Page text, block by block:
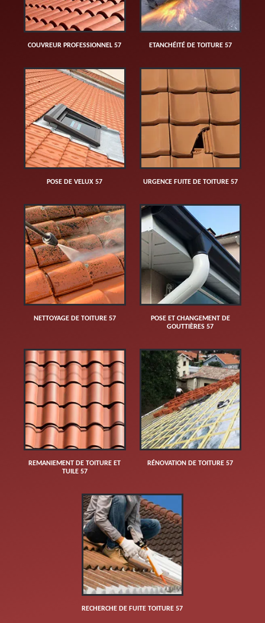
COUVREUR PROFESSIONNEL 57 ETANCHÉITÉ DE TOITURE 57
POSE DE VELUX 57 URGENCE FUITE DE TOITURE 57
NETTOYAGE DE TOITURE 57
POSE ET CHANGEMENT DE
GOUTTIÈRES 57
REMANIEMENT DE TOITURE ET
TUILE 57
RÉNOVATION DE TOITURE 57
RECHERCHE DE FUITE TOITURE 57